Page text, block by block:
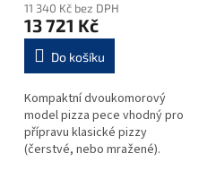
11 340 Kč bez DPH
13 721 Kč
Do košíku
Kompaktní dvoukomorový
model pizza pece vhodný pro
přípravu klasické pizzy
(čerstvé, nebo mražené).